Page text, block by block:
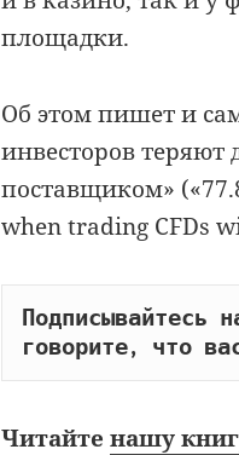
площадки.
Об этом пишет и
инвесторов теряют
поставщиком»
when trading CFDs
Подписывайтесь
говорите, что
Читайтенашу